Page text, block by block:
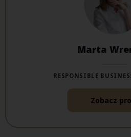
Marta
RESPONSIBLE
Zobacz